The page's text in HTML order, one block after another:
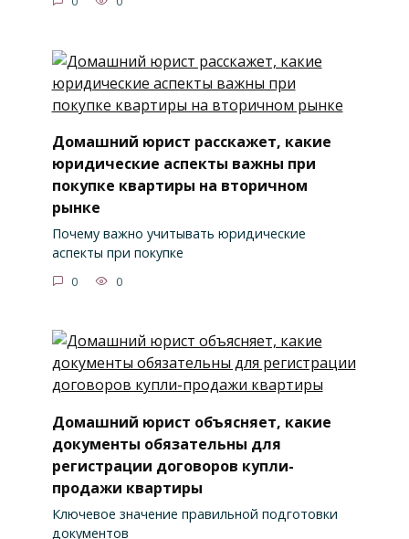
Домашний юрист расскажет, какие
юридические аспекты важны при
покупке квартиры на вторичном
рынке
Почему важно учитывать юридические
аспекты при покупке
0 0
Домашний юрист объясняет, какие
документы обязательны для
регистрации договоров купли-
продажи квартиры
Ключевое значение правильной подготовки
документов